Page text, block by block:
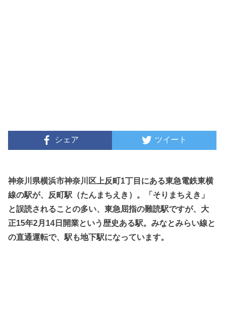
シェア ツイート
神奈川県横浜市神奈川区上反町1丁目にある東急電鉄東横
線の駅が、反町駅（たんまちえき）。「そりまちえき」
と誤読されることの多い、東急屈指の難読駅ですが、大
正15年2月14日開業という歴史ある駅。みなとみらい線と
の直通運転で、駅も地下駅になっています。